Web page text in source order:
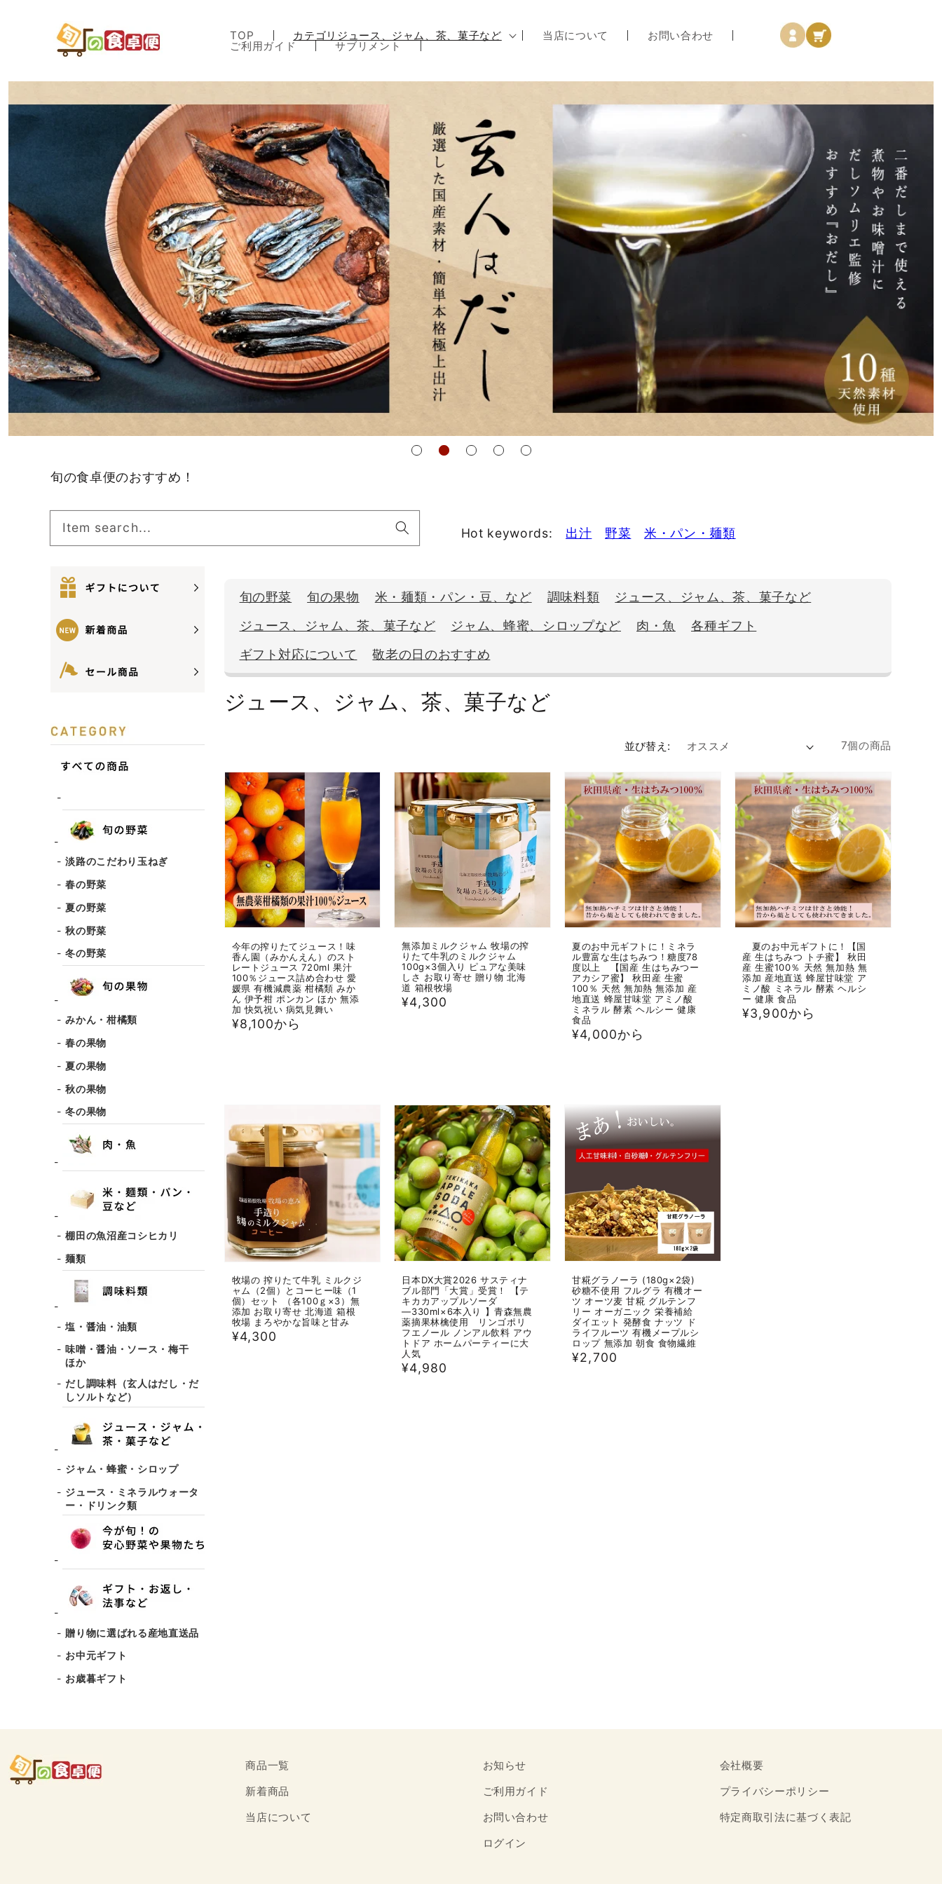
TOP カテゴリジュース、ジャム、茶、菓子など 当店について お問い合わせ
ご利用ガイド サブリメント
グ
イ
ー
旬の食卓便のおすすめ！
Item search... Hot keywords: 出汁 野菜 米・パン・麺類
旬の野菜 旬の果物 米・麺類・パン・豆、など 調味料類
ジュース、ジャム、茶、菓子など
ジュース、ジャム、茶、菓子など
ジャム、蜂蜜、シロップなど 肉・魚
各種ギフト
ギフト対応について
敬老の日のおすすめ
ジュース、ジャム、茶、菓子など
並び替え: 7個の商品
今年の搾りたてジュース！味
香ん園（みかんえん）のスト
レートジュース 720ml 果汁
100％ジュース詰め合わせ 愛
媛県 有機減農薬 柑橘類 みか
ん 伊予柑 ポンカン ほか 無添
加 快気祝い 病気見舞い
通
¥8,100から
無添加ミルクジャム 牧場の搾
りたて牛乳のミルクジャム
100g×3個入り ピュアな美味
しさ お取り寄せ 贈り物 北海
道 箱根牧場
通
¥4,300
夏のお中元ギフトに！ミネラ
ル豊富な生はちみつ！糖度78
度以上 【国産 生はちみつー
アカシア蜜】 秋田産 生蜜
100％ 天然 無加熱 無添加 産
地直送 蜂屋甘味堂 アミノ酸
ミネラル 酵素 ヘルシー 健康
食品
通
¥4,000から
夏のお中元ギフトに！【国
産 生はちみつ トチ蜜】 秋田
産 生蜜100％ 天然 無加熱 無
添加 産地直送 蜂屋甘味堂 ア
ミノ酸 ミネラル 酵素 ヘルシ
ー 健康 食品
通
¥3,900から
牧場の 搾りたて牛乳 ミルクジ
ャム（2個）とコーヒー味（1
個）セット （各100ｇ×3）無
添加 お取り寄せ 北海道 箱根
牧場 まろやかな旨味と甘み
通
¥4,300
日本DX大賞2026 サスティナ
ブル部門「大賞」受賞！ 【テ
キカカアップルソーダ
―330ml×6本入り 】青森無農
薬摘果林檎使用 リンゴポリ
フエノール ノンアル飲料 アウ
トドア ホームパーティーに大
人気
通
¥4,980
甘糀グラノーラ (180g×2袋)
砂糖不使用 フルグラ 有機オー
ツ オーツ麦 甘糀 グルテンフ
リー オーガニック 栄養補給
ダイエット 発酵食 ナッツ ド
ライフルーツ 有機メープルシ
ロップ 無添加 朝食 食物繊維
通
¥2,700
淡路のこだわり玉ねぎ
春の野菜
夏の野菜
秋の野菜
冬の野菜
みかん・柑橘類
春の果物
夏の果物
秋の果物
冬の果物
棚田の魚沼産コシヒカリ
麺類
塩・醤油・油類
味噌・醤油・ソース・梅干
ほか
だし調味料（玄人はだし・だ
しソルトなど）
ジャム・蜂蜜・シロップ
ジュース・ミネラルウォータ
ー・ドリンク類
贈り物に選ばれる産地直送品
お中元ギフト
お歳暮ギフト
商品一覧
新着商品
当店について
お知らせ
ご利用ガイド
お問い合わせ
ログイン
会社概要
プライバシーポリシー
特定商取引法に基づく表記